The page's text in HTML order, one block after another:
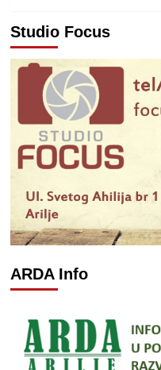
Studio Focus
ARDA Info